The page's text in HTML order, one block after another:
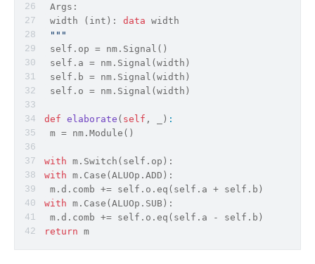
Args:
width (int): data width
"" "
self.op = nm.Signal()
self.a = nm.Signal(width)
self.b = nm.Signal(width)
self.o = nm.Signal(width)
def elaborate ( self , _) :
m = nm.Module()
with m.Switch(self.op):
with m.Case(ALUOp.ADD):
m.d.comb += self.o.eq(self.a + self.b)
with m.Case(ALUOp.SUB):
m.d.comb += self.o.eq(self.a - self.b)
return m